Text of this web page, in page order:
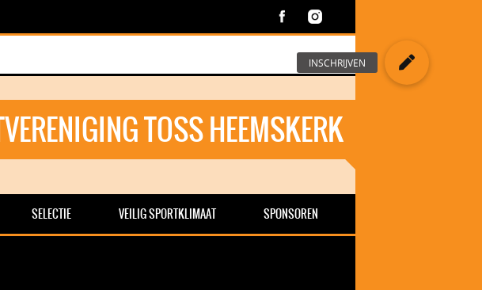
TOSS HEEMSKERK
SELECTIE VEILIG SPORTKLIMAAT SPONSOREN